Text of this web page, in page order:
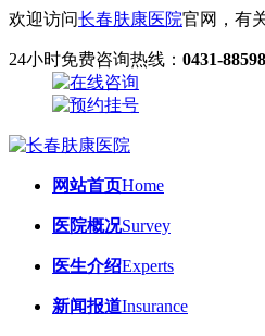
欢迎访问长春肤康医院官网，有
24小时免费咨询热线： 0431-
网站首页Home
医院概况Survey
医生介绍Experts
新闻报道Insurance